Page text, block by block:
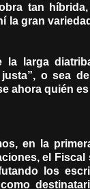
tan
la gran
la larga
o sea
ahora quién es
en la
el Fiscal
los